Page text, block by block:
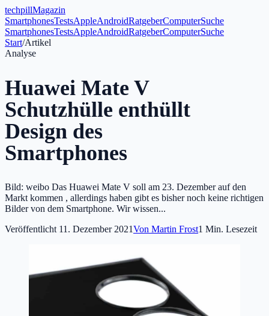
techpillMagazin
SmartphonesTestsAppleAndroidRatgeberComputerSuche
SmartphonesTestsAppleAndroidRatgeberComputerSuche
Start/Artikel
Analyse
Huawei Mate V
Schutzhülle enthüllt
Design des
Smartphones
Bild: weibo Das Huawei Mate V soll am 23. Dezember auf den
Markt kommen , allerdings haben gibt es bisher noch keine richtigen
Bilder von dem Smartphone. Wir wissen...
Veröffentlicht 11. Dezember 2021Von Martin Frost1 Min. Lesezeit